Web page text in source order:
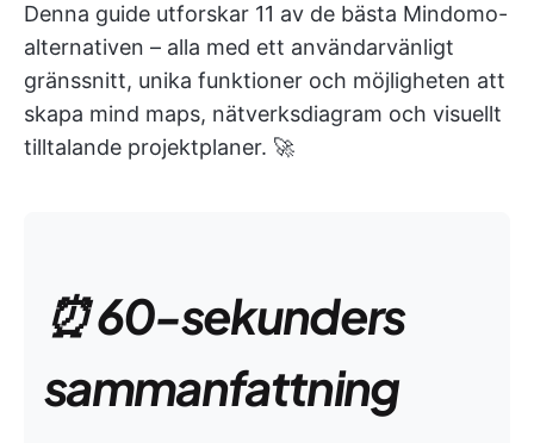
Denna guide utforskar 11 av de bästa Mindomo-
alternativen – alla med ett användarvänligt
gränssnitt, unika funktioner och möjligheten att
skapa mind maps, nätverksdiagram och visuellt
tilltalande projektplaner. 🚀
⏰ 60-sekunders
sammanfattning